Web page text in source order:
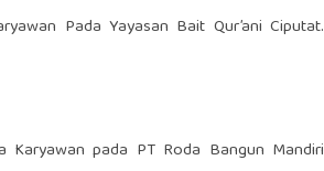
Pada Yayasan Bait Qur’ani Ciputat.
Karyawan pada PT Roda Bangun Mandiri